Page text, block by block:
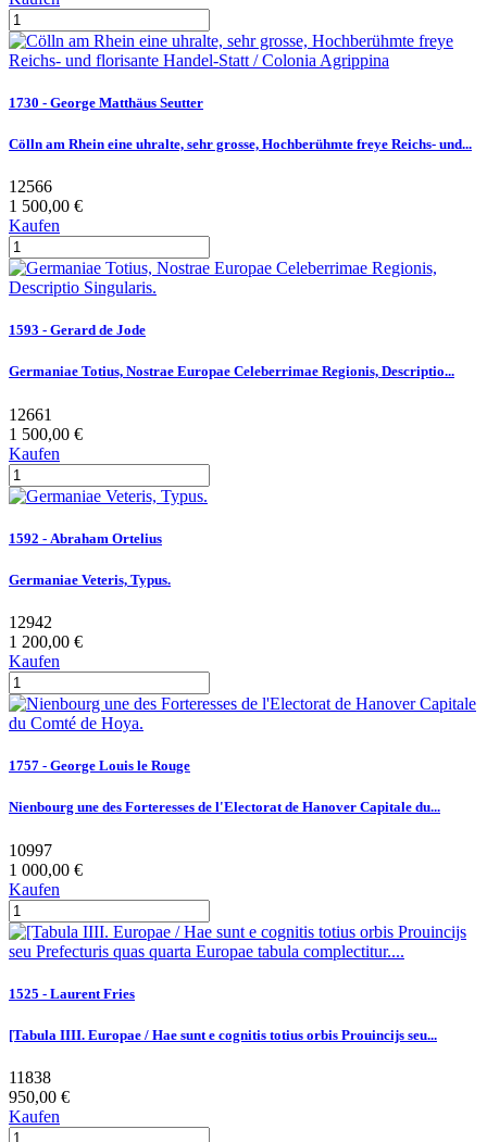
1730 - George Matthäus Seutter
Cölln am Rhein eine uhralte, sehr grosse, Hochberühmte freye Reichs- und...
12566
1 500,00 €
Kaufen
1593 - Gerard de Jode
Germaniae Totius, Nostrae Europae Celeberrimae Regionis, Descriptio...
12661
1 500,00 €
Kaufen
1592 - Abraham Ortelius
Germaniae Veteris, Typus.
12942
1 200,00 €
Kaufen
1757 - George Louis le Rouge
Nienbourg une des Forteresses de l'Electorat de Hanover Capitale du...
10997
1 000,00 €
Kaufen
1525 - Laurent Fries
[Tabula IIII. Europae / Hae sunt e cognitis totius orbis Prouincijs seu...
11838
950,00 €
Kaufen